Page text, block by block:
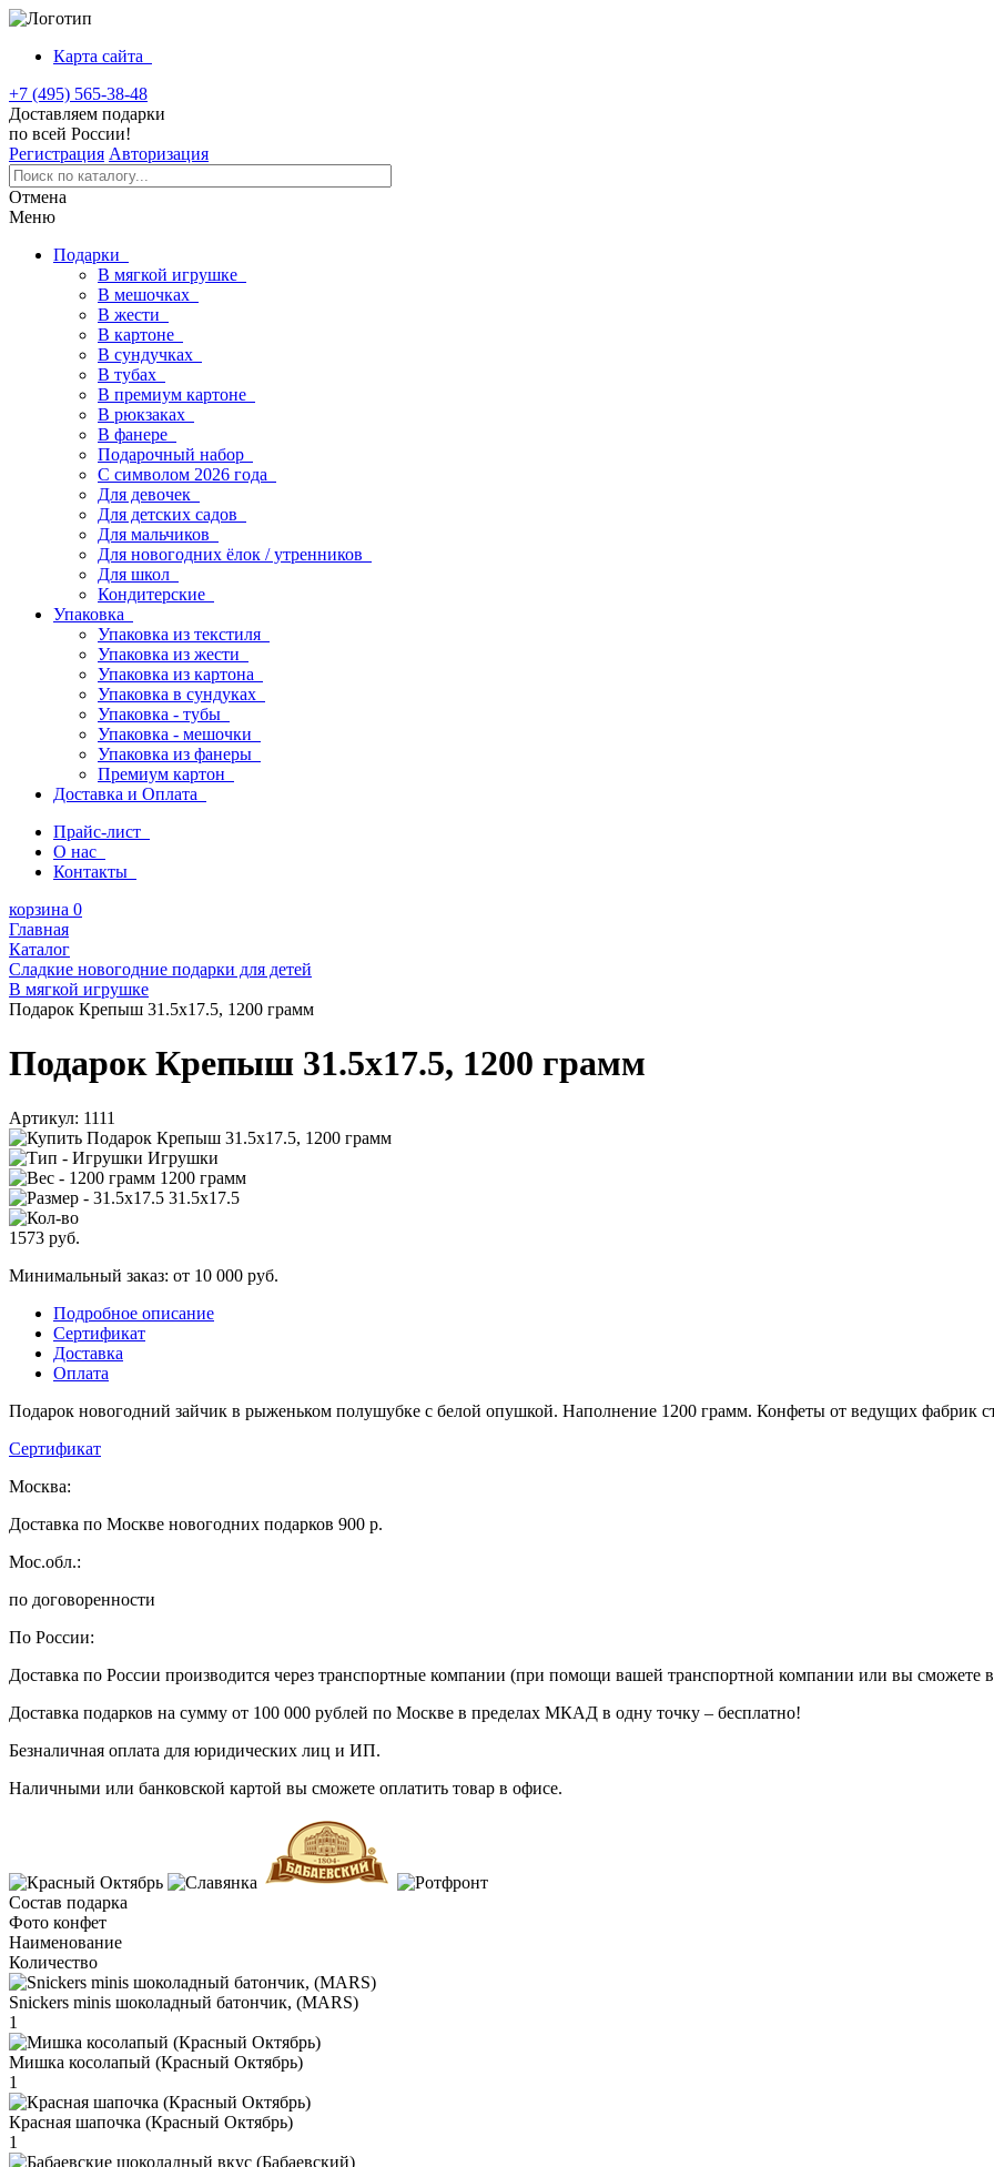
Карта сайта
+7 (495) 565-38-48
Доставляем подарки
по всей России!
Регистрация Авторизация
Отмена
Меню
Подарки
В мягкой игрушке
В мешочках
В жести
В картоне
В сундучках
В тубах
В премиум картоне
В рюкзаках
В фанере
Подарочный набор
С символом 2026 года
Для девочек
Для детских садов
Для мальчиков
Для новогодних ёлок / утренников
Для школ
Кондитерские
Упаковка
Упаковка из текстиля
Упаковка из жести
Упаковка из картона
Упаковка в сундуках
Упаковка - тубы
Упаковка - мешочки
Упаковка из фанеры
Премиум картон
Доставка и Оплата
Прайс-лист
О нас
Контакты
корзина 0
Главная
Каталог
Сладкие новогодние подарки для детей
В мягкой игрушке
Подарок Крепыш 31.5х17.5, 1200 грамм
Подарок Крепыш 31.5х17.5, 1200 грамм
Артикул: 1111
Игрушки
1200 грамм
31.5х17.5
1573 руб.
Минимальный заказ: от 10 000 руб.
Подробное описание
Сертификат
Доставка
Оплата
Подарок новогодний зайчик в рыженьком полушубке с белой опушкой. Наполнение 1200 грамм. Конфеты от ведущих фабрик
Сертификат
Москва:
Доставка по Москве новогодних подарков 900 р.
Мос.обл.:
по договоренности
По России:
Доставка по России производится через транспортные компании (при помощи вашей транспортной компании или вы сможете
Доставка подарков на сумму от 100 000 рублей по Москве в пределах МКАД в одну точку – бесплатно!
Безналичная оплата для юридических лиц и ИП.
Наличными или банковской картой вы сможете оплатить товар в офисе.
Состав подарка
Фото конфет
Наименование
Количество
Snickers minis шоколадный батончик, (MARS)
1
Мишка косолапый (Красный Октябрь)
1
Красная шапочка (Красный Октябрь)
1